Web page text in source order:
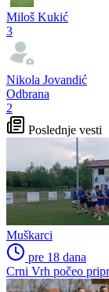
Miloš Kukić
3
Nikola Jovandić
Odbrana
2
Poslednje vesti
Muškarci
pre 18 dana
Crni Vrh počeo